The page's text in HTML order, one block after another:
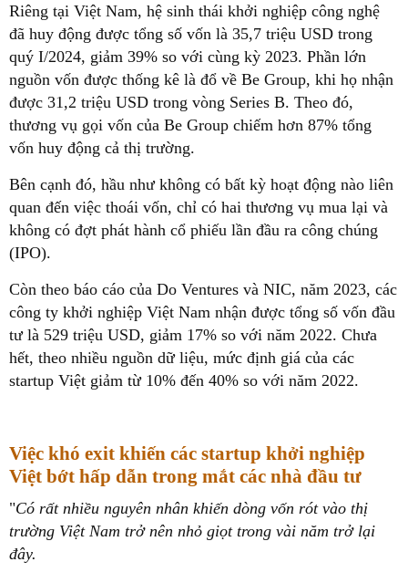
Riêng tại Việt Nam, hệ sinh thái khởi nghiệp công nghệ
đã huy động được tổng số vốn là 35,7 triệu USD trong
quý I/2024, giảm 39% so với cùng kỳ 2023. Phần lớn
nguồn vốn được thống kê là đổ về Be Group, khi họ nhận
được 31,2 triệu USD trong vòng Series B. Theo đó,
thương vụ gọi vốn của Be Group chiếm hơn 87% tổng
vốn huy động cả thị trường.
Bên cạnh đó, hầu như không có bất kỳ hoạt động nào liên
quan đến việc thoái vốn, chỉ có hai thương vụ mua lại và
không có đợt phát hành cổ phiếu lần đầu ra công chúng
(IPO).
Còn theo báo cáo của Do Ventures và NIC, năm 2023, các
công ty khởi nghiệp Việt Nam nhận được tổng số vốn đầu
tư là 529 triệu USD, giảm 17% so với năm 2022. Chưa
hết, theo nhiều nguồn dữ liệu, mức định giá của các
startup Việt giảm từ 10% đến 40% so với năm 2022.
Việc khó exit khiến các startup khởi nghiệp
Việt bớt hấp dẫn trong mắt các nhà đầu tư
"Có rất nhiều nguyên nhân khiến dòng vốn rót vào thị
trường Việt Nam trở nên nhỏ giọt trong vài năm trở lại
đây.